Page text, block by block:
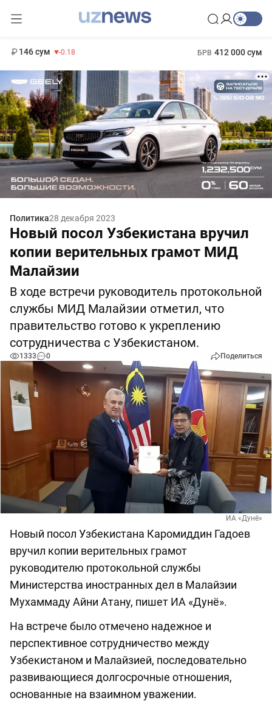
146 сум -0.18 БРВ 412 000 сум
Политика28 декабря 2023
Новый посол Узбекистана вручил
копии верительных грамот МИД
Малайзии
В ходе встречи руководитель протокольной
службы МИД Малайзии отметил, что
правительство готово к укреплению
сотрудничества с Узбекистаном.
1333 0 Поделиться
ИА «Дунё»
Новый посол Узбекистана Каромиддин Гадоев
вручил копии верительных грамот
руководителю протокольной службы
Министерства иностранных дел в Малайзии
Мухаммаду Айни Атану, пишет ИА «Дунё».
На встрече было отмечено надежное и
перспективное сотрудничество между
Узбекистаном и Малайзией, последовательно
развивающиеся долгосрочные отношения,
основанные на взаимном уважении.